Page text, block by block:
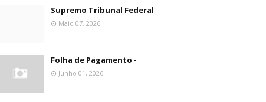
Supremo Tribunal Federal
Maio 07, 2026
Folha de Pagamento -
Junho 01, 2026